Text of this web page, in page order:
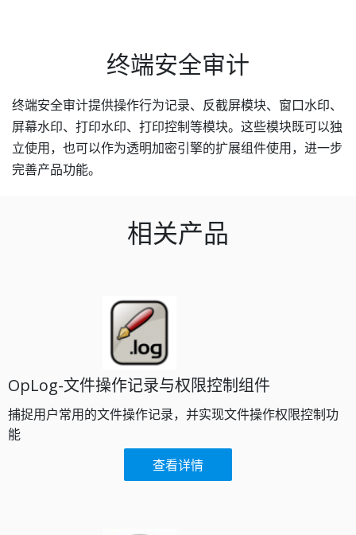
终端安全审计​
终端安全审计提供操作行为记录、反截屏模块、窗口水印、
屏幕水印、打印水印、打印控制等模块。这些模块既可以独
立使用，也可以作为透明加密引擎的扩展组件使用，进一步
完善产品功能。​
相关产品
OpLog-文件操作记录与权限控制组件
捕捉用户常用的文件操作记录，并实现文件操作权限控制功
能​
查看详情